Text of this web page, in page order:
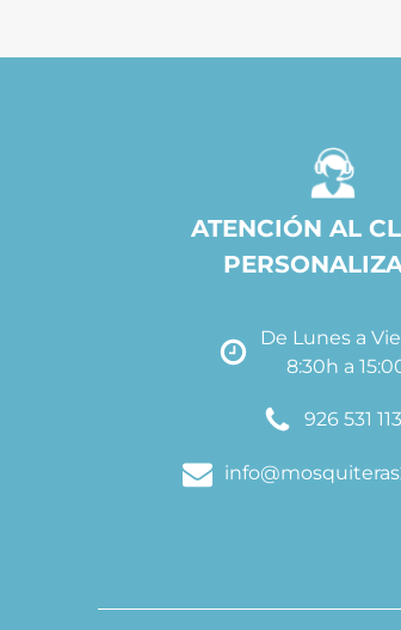
ATENCIÓN AL
De Lunes a
8:30h a
926 531 113